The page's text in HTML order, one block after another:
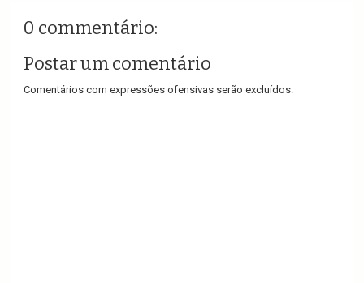
0 commentário:
Postar um comentário
Comentários com expressões ofensivas serão excluídos.